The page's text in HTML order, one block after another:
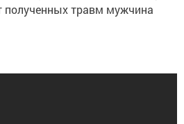
полученных травм мужчина